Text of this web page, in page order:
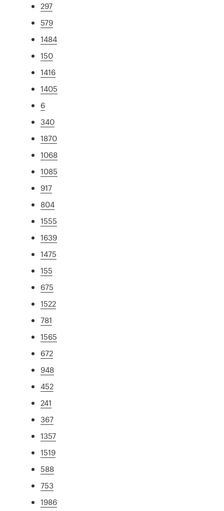
297
579
1484
150
1416
1405
6
340
1870
1068
1085
917
804
1555
1639
1475
155
675
1522
781
1565
672
948
452
241
367
1357
1519
588
753
1986